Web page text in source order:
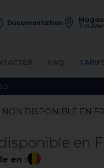
Documentation
FAQ
NON DISPONIBLE EN
en
en :